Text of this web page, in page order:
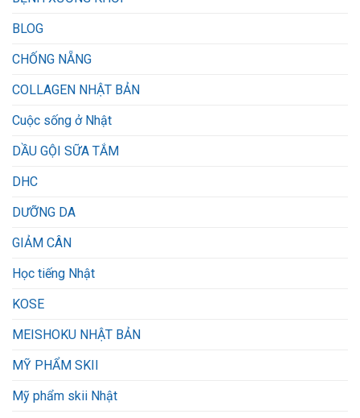
BLOG
CHỐNG NẴNG
COLLAGEN NHẬT BẢN
Cuộc sống ở Nhật
DẦU GỘI SỮA TẮM
DHC
DƯỠNG DA
GIẢM CÂN
Học tiếng Nhật
KOSE
MEISHOKU NHẬT BẢN
MỸ PHẨM SKII
Mỹ phẩm skii Nhật